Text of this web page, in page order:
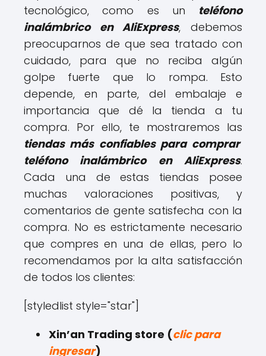
tecnológico, como es un teléfono
inalámbrico en AliExpress, debemos
preocuparnos de que sea tratado con
cuidado, para que no reciba algún
golpe fuerte que lo rompa. Esto
depende, en parte, del embalaje e
importancia que dé la tienda a tu
compra. Por ello, te mostraremos las
tiendas más confiables para comprar
teléfono inalámbrico en AliExpress.
Cada una de estas tiendas posee
muchas valoraciones positivas, y
comentarios de gente satisfecha con la
compra. No es estrictamente necesario
que compres en una de ellas, pero lo
recomendamos por la alta satisfacción
de todos los clientes:
[styledlist style="star"]
Xin’an Trading store (clic para
ingresar)